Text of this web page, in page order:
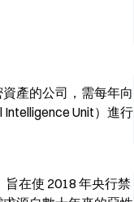
產的公司，需每年向
Unit）進行
在使 2018 年央行禁